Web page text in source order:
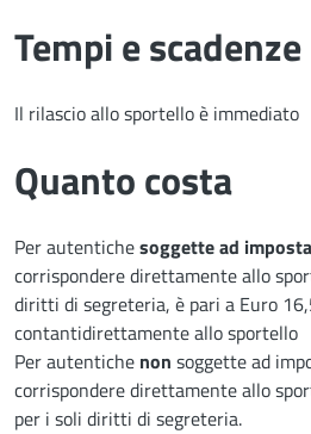
Tempi e scadenze
Il rilascio allo sportello è immediato
Quanto costa
Per autentichesoggette ad
corrispondere direttamente allo
diritti di segreteria, è pari a Euro
contantidirettamente allo sportello
Per autentiche non soggette ad
corrispondere direttamente allo
per i soli diritti di segreteria.